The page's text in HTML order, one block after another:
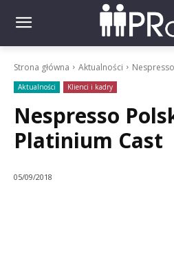
Strona główna Aktualności
Aktualności Klienci i kadry
Nespresso
Platinium Cast
05/09/2018